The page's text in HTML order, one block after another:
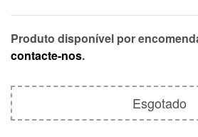
Produto disponível por
contacte-nos.
Esgotado